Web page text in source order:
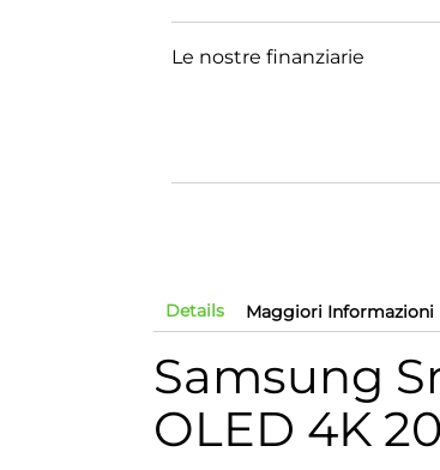
Le nostre finanziarie
Details
Samsung
OLED 4K
Maggiori Informazioni